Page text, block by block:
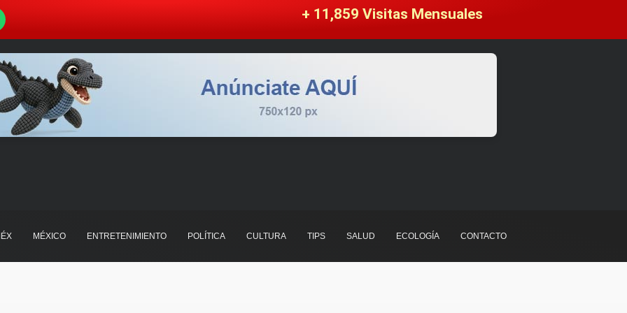
+ 11,859 Visitas Mensuales
MÉXICO ENTRETENIMIENTO POLÍTICA CULTURA TIPS SALUD ECOLOGÍA CONTACTO